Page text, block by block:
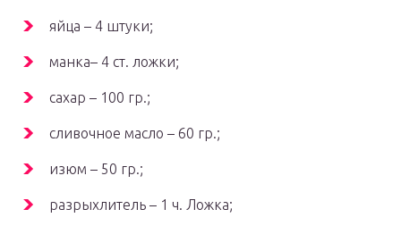
яйца – 4 штуки;
манка– 4 ст. ложки;
сахар – 100 гр.;
сливочное масло – 60 гр.;
изюм – 50 гр.;
разрыхлитель – 1 ч. Ложка;